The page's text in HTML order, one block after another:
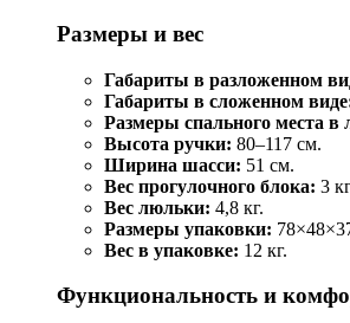
Размеры и вес
Габариты в разложенном
Габариты в сложенном
Размеры спального места в
Высота ручки: 80–117 см.
Ширина шасси: 51 см.
Вес прогулочного блока: 3
Вес люльки: 4,8 кг.
Размеры упаковки:
Вес в упаковке: 12 кг.
Функциональность и